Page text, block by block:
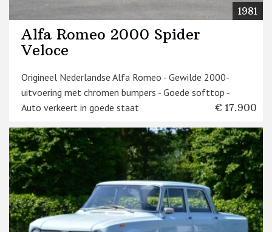
1981
Alfa Romeo 2000 Spider
Veloce
Origineel Nederlandse Alfa Romeo - Gewilde 2000-
uitvoering met chromen bumpers - Goede softtop -
Auto verkeert in goede staat
€ 17.900